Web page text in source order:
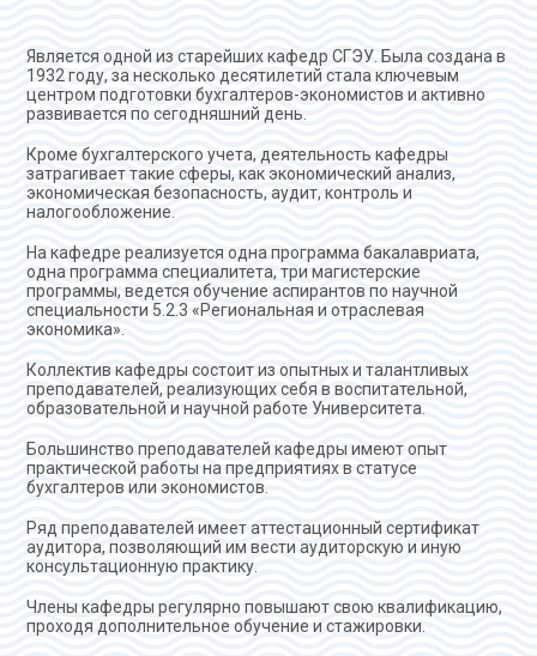
Является одной из старейших кафедр СГЭУ. Была создана в
1932 году, за несколько десятилетий стала ключевым
центром подготовки бухгалтеров-экономистов и активно
развивается по сегодняшний день.
Кроме бухгалтерского учета, деятельность кафедры
затрагивает такие сферы, как экономический анализ,
экономическая безопасность, аудит, контроль и
налогообложение.
На кафедре реализуется одна программа бакалавриата,
одна программа специалитета, три магистерские
программы, ведется обучение аспирантов по научной
специальности 5.2.3 «Региональная и отраслевая
экономика».
Коллектив кафедры состоит из опытных и талантливых
преподавателей, реализующих себя в воспитательной,
образовательной и научной работе Университета.
Большинство преподавателей кафедры имеют опыт
практической работы на предприятиях в статусе
бухгалтеров или экономистов.
Ряд преподавателей имеет аттестационный сертификат
аудитора, позволяющий им вести аудиторскую и иную
консультационную практику.
Члены кафедры регулярно повышают свою квалификацию,
проходя дополнительное обучение и стажировки.